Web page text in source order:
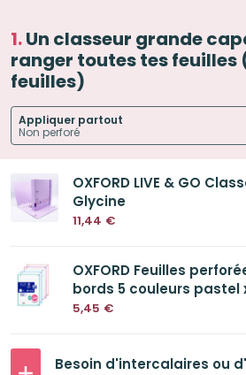
Un classeur grande
ranger toutes tes
feuilles)
Appliquer partout
OXFORD LIVE & GO
Glycine
11,44 €
OXFORD Feuilles
bords 5 couleurs pastel
5,45 €
Besoin d'intercalaires ou